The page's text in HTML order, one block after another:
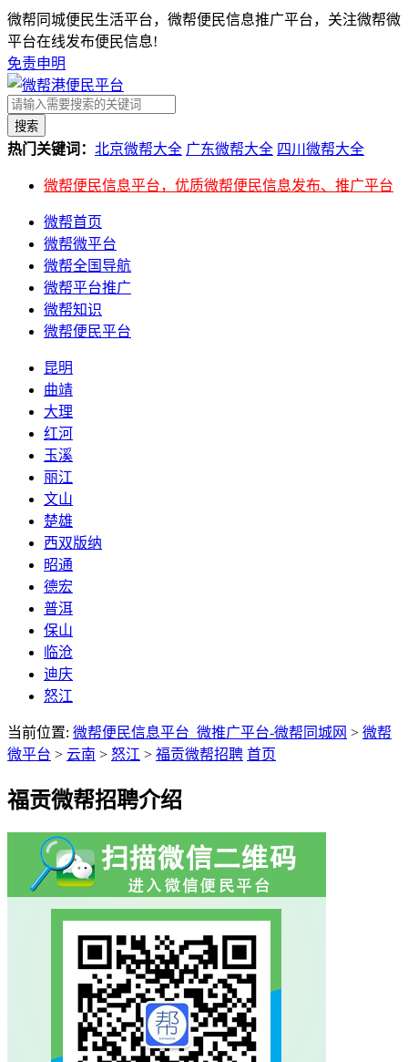
微帮同城便民生活平台，微帮便民信息推广平台，关注微帮微
平台在线发布便民信息!
免责申明
搜索
热门关键词： 北京微帮大全 广东微帮大全 四川微帮大全
微帮便民信息平台，优质微帮便民信息发布、推广平台
微帮首页
微帮微平台
微帮全国导航
微帮平台推广
微帮知识
微帮便民平台
昆明
曲靖
大理
红河
玉溪
丽江
文山
楚雄
西双版纳
昭通
德宏
普洱
保山
临沧
迪庆
怒江
当前位置: 微帮便民信息平台_微推广平台-微帮同城网 > 微帮
微平台 > 云南 > 怒江 > 福贡微帮招聘 首页
福贡微帮招聘介绍